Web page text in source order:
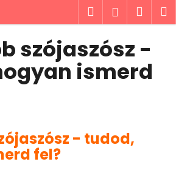
Keresés
szójaszósz -
ismerd
- tudod,
fel?